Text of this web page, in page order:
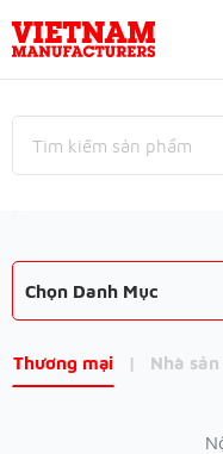
Chọn Danh Mục
Thương mại | Nhà